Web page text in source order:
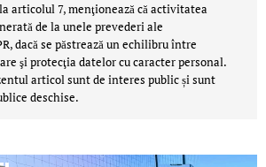
articolul 7, menţionează că activitatea
de la unele prevederi ale
dacă se păstrează un echilibru între
şi protecţia datelor cu caracter personal.
articol sunt de interes public și sunt
deschise.